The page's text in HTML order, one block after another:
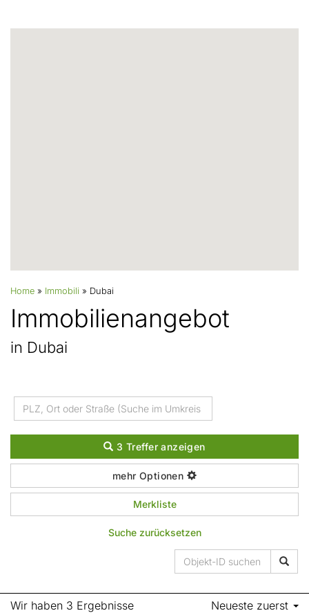
Home » Immobili » Dubai
Immobilien­angebot
in Dubai
3 Treffer anzeigen
mehr Optionen
Merkliste
Suche zurücksetzen
Wir haben 3 Ergebnisse
Neueste zuerst